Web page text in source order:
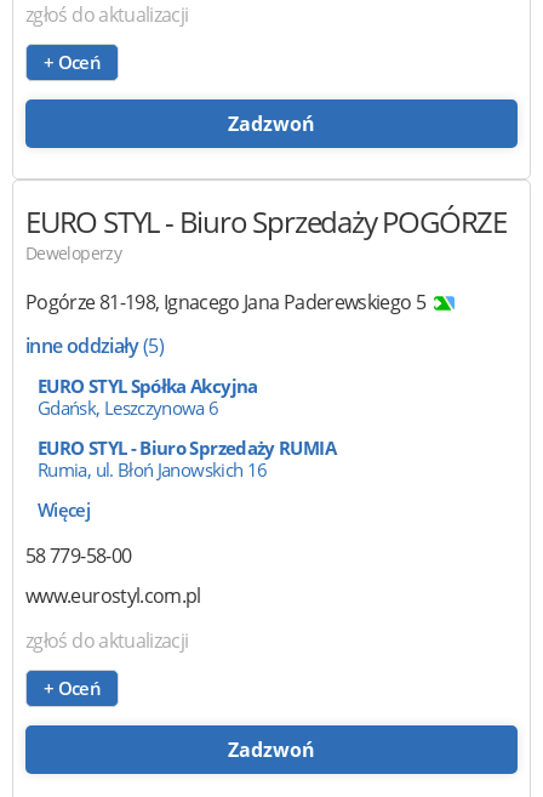
zgłoś do aktualizacji
+ Oceń
Zadzwoń
EURO STYL- Biuro Sprzedaży POGÓRZE
Deweloperzy
Pogórze81-198, Ignacego Jana Paderewskiego 5
inne oddziały(5)
EURO STYL Spółka Akcyjna
Gdańsk, Leszczynowa 6
EURO STYL - Biuro Sprzedaży RUMIA
Rumia, ul. Błoń Janowskich 16
Więcej
58 779-58-00
www.eurostyl.com.pl
zgłoś do aktualizacji
+ Oceń
Zadzwoń